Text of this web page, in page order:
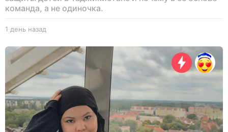
команда, а не одиночка.
1 день назад
е
н
ь
н
з
а